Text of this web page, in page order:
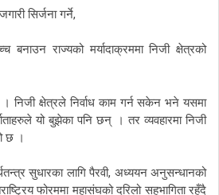
सिर्जना गर्ने,
बनाउन राज्यको मर्यादाक्रममा निजी क्षेत्रको
। निजी क्षेत्रले निर्वाध काम गर्न सकेन भने यसमा
यो बुझेका पनि छन् । तर व्यवहारमा निजी
छ ।
सुधारका लागि पैरवी, अध्ययन अनुसन्धानको
फोरममा महासंघको दरिलो सहभागिता रहँदै